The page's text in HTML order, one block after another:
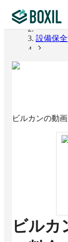
カテゴリから探す
BOXIL
設備保
ビルカンの動
ビルカ